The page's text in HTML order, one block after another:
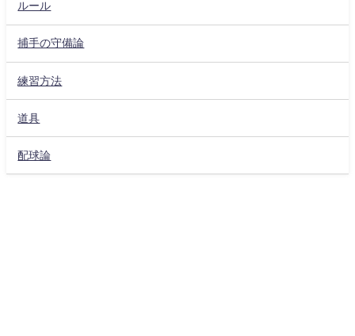
ルール
捕手の守備論
練習方法
道具
配球論